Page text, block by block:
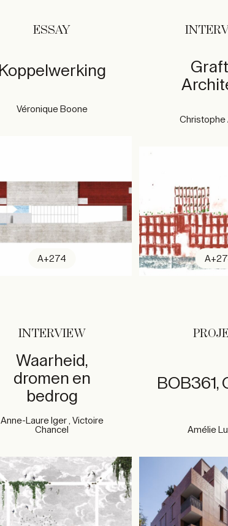
ESSAY
Koppelwerking
Véronique Boone
A+274
Christophe
INTERVIEW
Waarheid,
dromen en
bedrog
Anne-Laure Iger , Victoire
Chancel
BOB361,
Amélie